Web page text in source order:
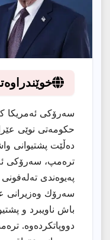
سەرۆكی ئەمریكا
حكومەتی نوێی
دەڵێت پشتیوانی
ترەمپ، سەرۆكی
پەیوەندی
سەرۆك وەزیرانی
باش ناویبرد و
دووپاتكردەوە.